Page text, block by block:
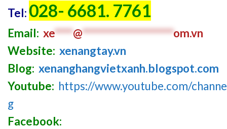
Tel: 028- 6681. 7761
Email: xe****@********************om.vn
Website: xenangtay.vn
Blog: xenanghangvietxanh.blogspot.com
Youtube: https://www.youtube.com/
g
Facebook: